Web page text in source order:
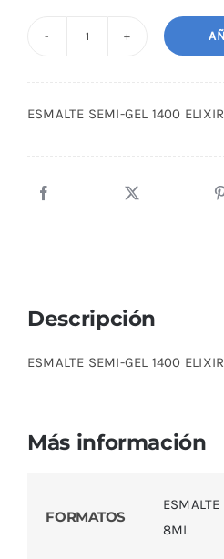
1400
cantidad
ESMALTE SEMI-GEL 1400
Descripción
ESMALTE SEMI-GEL 1400
Más información
FORMATOS
8ML